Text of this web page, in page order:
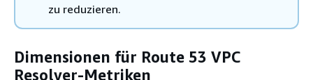
zu reduzieren.
Dimensionen für Route 53 VPC
Resolver-Metriken